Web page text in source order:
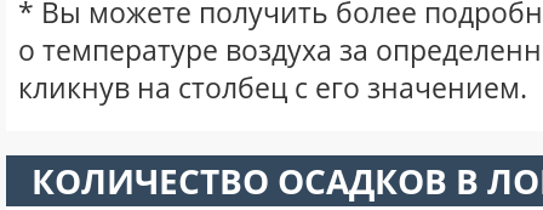
* Вы можете получить более
о температуре воздуха за
кликнув на столбец с его значением.
КОЛИЧЕСТВО ОСАДКОВ В